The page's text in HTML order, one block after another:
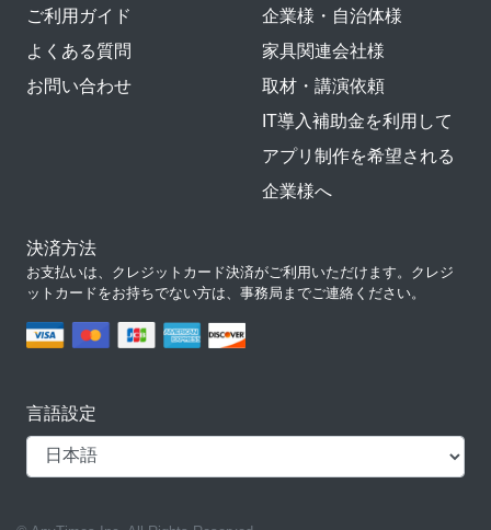
ご利用ガイド
よくある質問
お問い合わせ
企業様・自治体様
家具関連会社様
取材・講演依頼
IT導入補助金を利用して
アプリ制作を希望される
企業様へ
決済方法
お支払いは、クレジットカード決済がご利用いただけます。クレジ
ットカードをお持ちでない方は、事務局までご連絡ください。
言語設定